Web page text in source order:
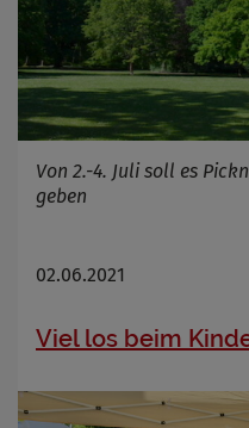
Von 2.-4. Juli soll es
geben
02.06.2021
Viel los beim